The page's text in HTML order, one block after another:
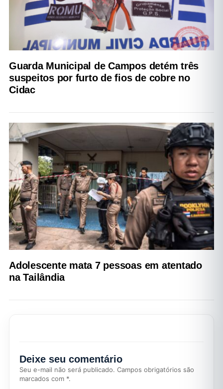
Guarda Municipal de Campos detém três
suspeitos por furto de fios de cobre no
Cidac
Adolescente mata 7 pessoas em atentado
na Tailândia
Deixe seu comentário
Seu e-mail não será publicado. Campos obrigatórios são
marcados com *.